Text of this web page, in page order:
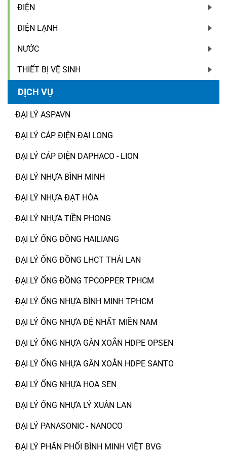
ĐIỆN
ĐIỆN LẠNH
NƯỚC
THIẾT BỊ VỆ SINH
DỊCH VỤ
ĐẠI LÝ ASPAVN
ĐẠI LÝ CÁP ĐIỆN ĐẠI LONG
ĐẠI LÝ CÁP ĐIỆN DAPHACO - LION
ĐẠI LÝ NHỰA BÌNH MINH
ĐẠI LÝ NHỰA ĐẠT HÒA
ĐẠI LÝ NHỰA TIỀN PHONG
ĐẠI LÝ ỐNG ĐỒNG HAILIANG
ĐẠI LÝ ỐNG ĐỒNG LHCT THÁI LAN
ĐẠI LÝ ỐNG ĐỒNG TPCOPPER TPHCM
ĐẠI LÝ ỐNG NHỰA BÌNH MINH TPHCM
ĐẠI LÝ ỐNG NHỰA ĐỆ NHẤT MIỀN NAM
ĐẠI LÝ ỐNG NHỰA GÂN XOẮN HDPE OPSEN
ĐẠI LÝ ỐNG NHỰA GÂN XOẮN HDPE SANTO
ĐẠI LÝ ỐNG NHỰA HOA SEN
ĐẠI LÝ ỐNG NHỰA LÝ XUÂN LAN
ĐẠI LÝ PANASONIC - NANOCO
ĐẠI LÝ PHÂN PHỐI BÌNH MINH VIỆT BVG